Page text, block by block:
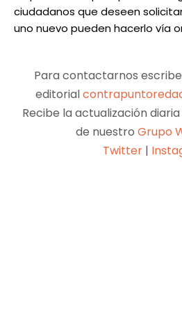
ciudadanos que deseen
uno nuevo pueden hacerlo vía
Para contactarnos
editorial
Recibe la actualización
de nuestro Grupo
Twitter |